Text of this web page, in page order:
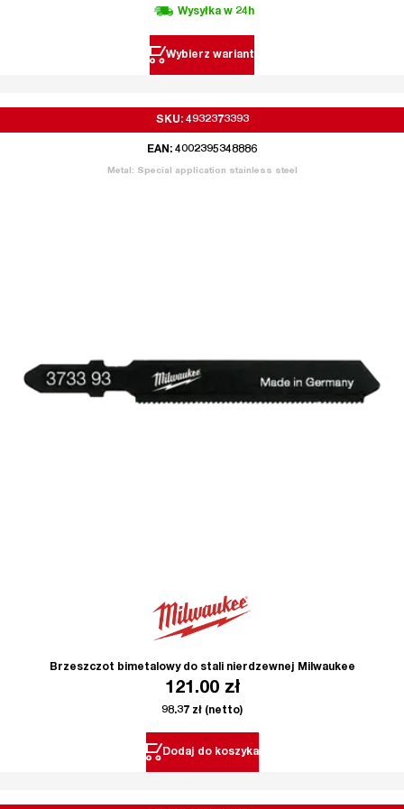
Wysyłka w 24h
Wybierz wariant
SKU: 4932373393
EAN: 4002395348886
Metal: Special application stainless steel
Brzeszczot bimetalowy do stali nierdzewnej Milwaukee
121.00 zł
98.37 zł (netto)
Dodaj do koszyka